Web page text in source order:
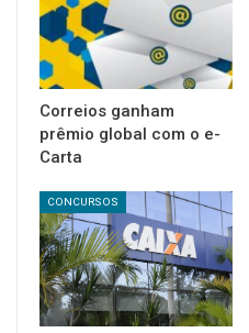
Correios ganham
prêmio global com o e-
Carta
CONCURSOS